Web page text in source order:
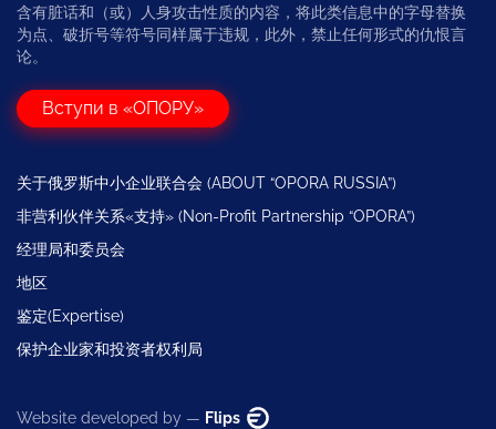
含有脏话和（或）人身攻击性质的内容，将此类信息中的字母替换
为点、破折号等符号同样属于违规，此外，禁止任何形式的仇恨言
论。
Вступи в «ОПОРУ»
关于俄罗斯中小企业联合会 (ABOUT “OPORA RUSSIA”)
非营利伙伴关系«支持» (Non-Profit Partnership “OPORA”)
经理局和委员会
地区
鉴定(Expertise)
保护企业家和投资者权利局
Website developed by — Flips